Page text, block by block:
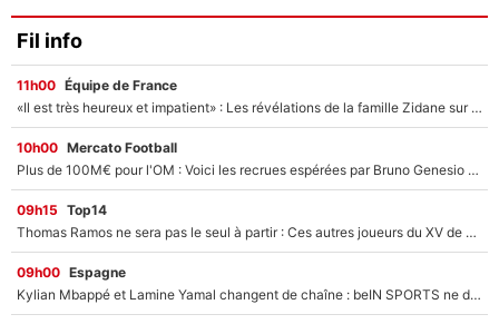
Fil info
11h00 Équipe de France
«Il est très heureux et impatient» : Les révélations de la famille Zidane sur sa prise de pouvoir en équipe de France !
10h00 Mercato Football
Plus de 100M€ pour l'OM : Voici les recrues espérées par Bruno Genesio et Grégory Lorenzi après l’opération dégraissage
09h15 Top14
Thomas Ramos ne sera pas le seul à partir : Ces autres joueurs du XV de France pourraient aussi quitter le Stade Toulousain, un club de Top 14 est déjà sur les rangs
09h00 Espagne
Kylian Mbappé et Lamine Yamal changent de chaîne : beIN SPORTS ne digère pas cette décision historique et prédit un fiasco pour la Liga